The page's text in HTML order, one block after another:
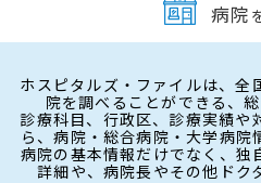
病院
ホスピタルズ・ファイルは、全
院を調べることができる、
診療科目、行政区、診療実績や
ら、病院・総合病院・大学病院
病院の基本情報だけでなく、独
詳細や、病院長やその他ドク